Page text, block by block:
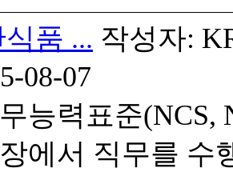
품 ... 작성자:
08-07
능력표준(NCS,
에서 직무를 수